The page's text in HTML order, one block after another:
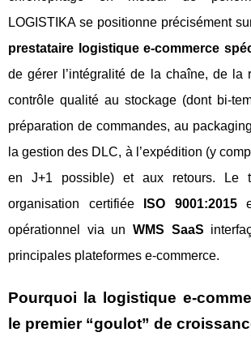
LOGISTIKA se positionne précisément
prestataire logistique e-commerce
de gérer l’intégralité de la chaîne, de la
contrôle qualité au stockage (dont bi-
préparation de commandes, au
la gestion des DLC, à l’expédition (y
en J+1 possible) et aux retours. Le
organisation certifiée
ISO 9001:2015
opérationnel via un WMS SaaS
principales plateformes e-commerce.
Pourquoi la logistique e-
le premier “goulot” de